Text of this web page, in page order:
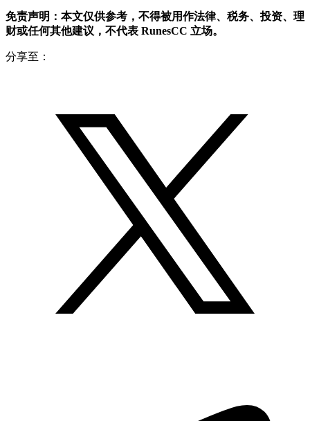
免责声明：本文仅供参考，不得被用作法律、税务、投资、理
财或任何其他建议，不代表 RunesCC 立场。
分享至：